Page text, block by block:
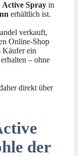
Active Spray in
erhältlich ist.
verkauft,
Online-Shop
Käufer ein
erhalten – ohne
direkt über
der